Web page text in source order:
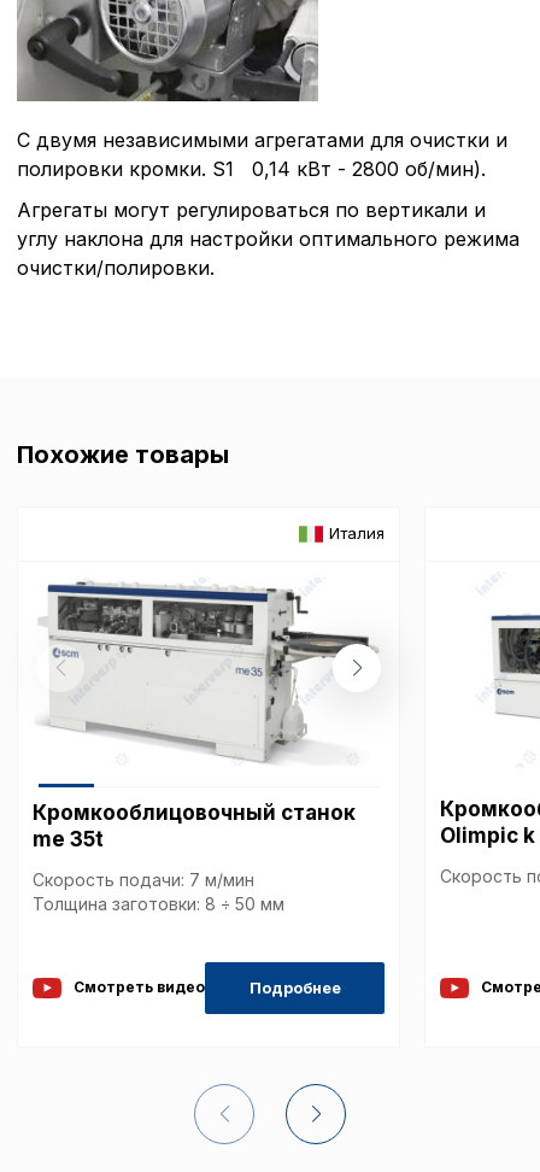
С двумя независимыми агрегатами для очистки и
полировки кромки. S1 0,14 кВт - 2800 об/мин).
Агрегаты могут регулироваться по вертикали и
углу наклона для настройки оптимального режима
очистки/полировки.
Похожие товары
Италия
Кромкооблицовочный станок
me 35t
Скорость подачи: 7 м/мин
Толщина заготовки: 8 ÷ 50 мм
Смотреть видео Подробнее
Olimpic k
Скорость